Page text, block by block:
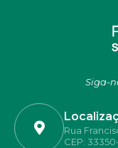
Siga-
Rua
CEP: